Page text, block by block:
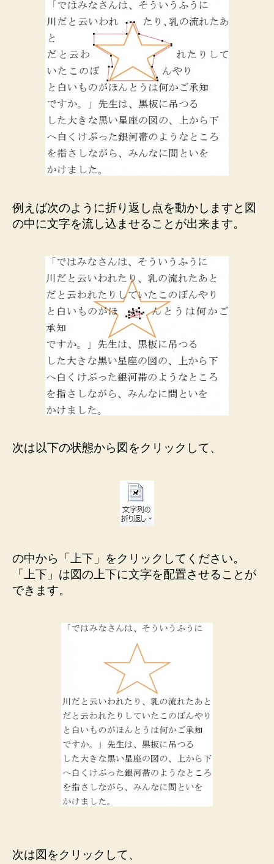
例えば次のように折り返し点を動かしますと図
の中に文字を流し込ませることが出来ます。
次は以下の状態から図をクリックして、
の中から「上下」をクリックしてください。
「上下」は図の上下に文字を配置させることが
できます。
次は図をクリックして、